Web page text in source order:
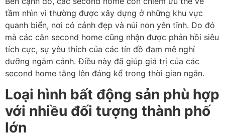
tầm nhìn vì thường được xây dựng ở những khu vực
quanh biển, nơi có cảnh đẹp và núi non yên tĩnh. Do đó
mà các căn second home cũng nhận được phản hồi siêu
tích cực, sự yêu thích của các tín đồ đam mê nghỉ
dưỡng ngắm cảnh. Điều này đã giúp giá trị của các
second home tăng lên đáng kể trong thời gian ngắn.
Loại hình bất động sản phù hợp
với nhiều đối tượng thành phố
lớn